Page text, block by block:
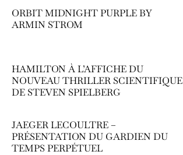
ORBIT MIDNIGHT PURPLE BY
ARMIN STROM
HAMILTON À L’AFFICHE DU
NOUVEAU THRILLER SCIENTIFIQUE
DE STEVEN SPIELBERG
JAEGER LECOULTRE –
PRÉSENTATION DU GARDIEN DU
TEMPS PERPÉTUEL